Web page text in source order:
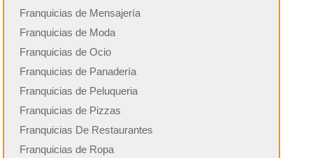
Franquicias de Mensajería
Franquicias de Moda
Franquicias de Ocio
Franquicias de Panadería
Franquicias de Peluqueria
Franquicias de Pizzas
Franquicias De Restaurantes
Franquicias de Ropa